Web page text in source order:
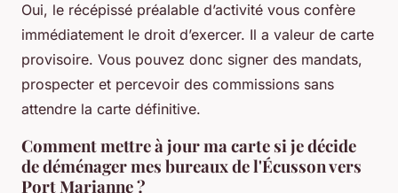
Oui, le récépissé préalable d’activité vous confère
immédiatement le droit d’exercer. Il a valeur de carte
provisoire. Vous pouvez donc signer des mandats,
prospecter et percevoir des commissions sans
attendre la carte définitive.
Comment mettre à jour ma carte si je décide
de déménager mes bureaux de l'Écusson vers
Port Marianne ?